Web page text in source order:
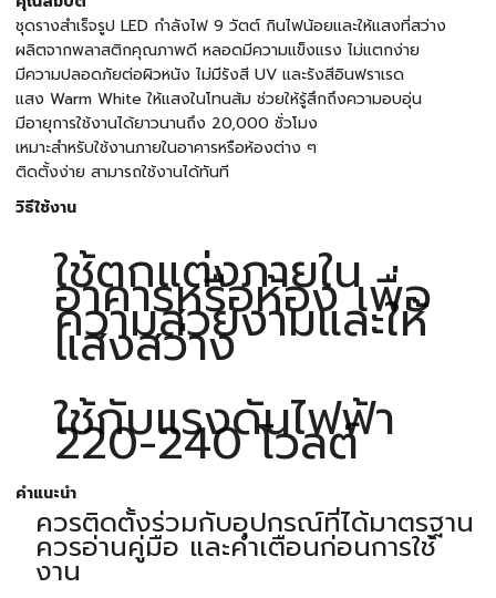
ชุดรางสำเร็จรูป LED กำลังไฟ 9 วัตต์ กินไฟน้อยและให้แสงที่สว่าง
ผลิตจากพลาสติกคุณภาพดี หลอดมีความแข็งแรง ไม่แตกง่าย
มีความปลอดภัยต่อผิวหนัง ไม่มีรังสี UV และรังสีอินฟราเรด
แสง Warm White ให้แสงในโทนส้ม ช่วยให้รู้สึกถึงความอบอุ่น
มีอายุการใช้งานได้ยาวนานถึง 20,000 ชั่วโมง
เหมาะสำหรับใช้งานภายในอาคารหรือห้องต่าง ๆ
ติดตั้งง่าย สามารถใช้งานได้ทันที
วิธีใช้งาน
ใช้ตกแต่งภายใน
อาคารหรือห้อง เพื่อ
ความสวยงามและให้
แสงสว่าง
ใช้กับแรงดันไฟฟ้า
220-240 โวลต์
คำแนะนำ
ควรติดตั้งร่วมกับอุปกรณ์ที่ได้มาตรฐาน
ควรอ่านคู่มือ และคำเตือนก่อนการใช้
งาน